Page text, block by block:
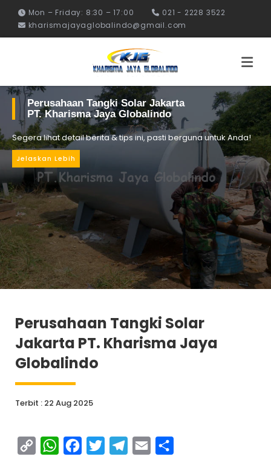
Mon – Friday: 8:30 – 17:00
021 - 2228 3522
kharismajayaglobalindo@gmail.com
Perusahaan Tangki Solar Jakarta
PT. Kharisma Jaya Globalindo
Segera lihat detail berita & tips ini, pasti berguna untuk Anda!
Jelaskan Lebih
Perusahaan Tangki Solar
Jakarta PT. Kharisma Jaya
Globalindo
Terbit : 22 Aug 2025
Copy
WhatsApp
FacebookTwitterTelegram
Email